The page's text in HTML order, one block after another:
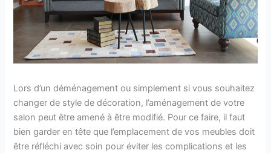
Lors d’un déménagement ou simplement si vous souhaitez
changer de style de décoration, l’aménagement de votre
salon peut être amené à être modifié. Pour ce faire, il faut
bien garder en tête que l’emplacement de vos meubles doit
être réfléchi avec soin pour éviter les complications et les